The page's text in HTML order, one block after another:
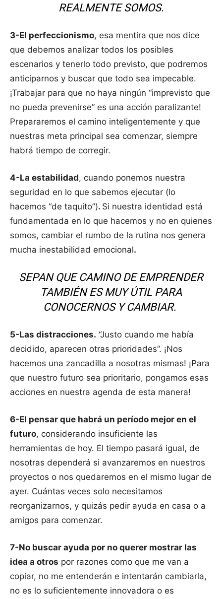
REALMENTE SOMOS.
3-El perfeccionismo, esa mentira que nos dice
que debemos analizar todos los posibles
escenarios y tenerlo todo previsto, que podremos
anticiparnos y buscar que todo sea impecable.
¡Trabajar para que no haya ningún “imprevisto que
no pueda prevenirse” es una acción paralizante!
Prepararemos el camino inteligentemente y que
nuestras meta principal sea comenzar, siempre
habrá tiempo de corregir.
4-La estabilidad, cuando ponemos nuestra
seguridad en lo que sabemos ejecutar (lo
hacemos “de taquito”). Si nuestra identidad está
fundamentada en lo que hacemos y no en quienes
somos, cambiar el rumbo de la rutina nos genera
mucha inestabilidad emocional.
SEPAN QUE CAMINO DE EMPRENDER
TAMBIÉN ES MUY ÚTIL PARA
CONOCERNOS Y CAMBIAR.
5-Las distracciones. “Justo cuando me había
decidido, aparecen otras prioridades”. ¡Nos
hacemos una zancadilla a nosotras mismas! ¡Para
que nuestro futuro sea prioritario, pongamos esas
acciones en nuestra agenda de esta manera!
6-El pensar que habrá un período mejor en el
futuro, considerando insuficiente las
herramientas de hoy. El tiempo pasará igual, de
nosotras dependerá si avanzaremos en nuestros
proyectos o nos quedaremos en el mismo lugar de
ayer. Cuántas veces solo necesitamos
reorganizarnos, y quizás pedir ayuda en casa o a
amigos para comenzar.
7-No buscar ayuda por no querer mostrar las
idea a otros por razones como que me van a
copiar, no me entenderán e intentarán cambiarla,
no es lo suficientemente innovadora o es